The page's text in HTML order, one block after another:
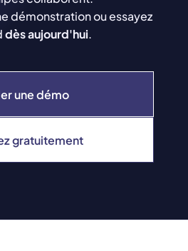
une démo
gratuitement
démonstration ou essayez
dès aujourd'hui.